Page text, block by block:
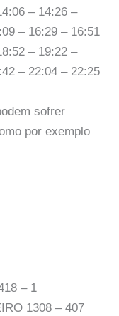
– 14:26 –
– 16:29 – 16:51
– 19:22 –
– 22:04 – 22:25
sofrer
por exemplo
– 1
1308 – 407